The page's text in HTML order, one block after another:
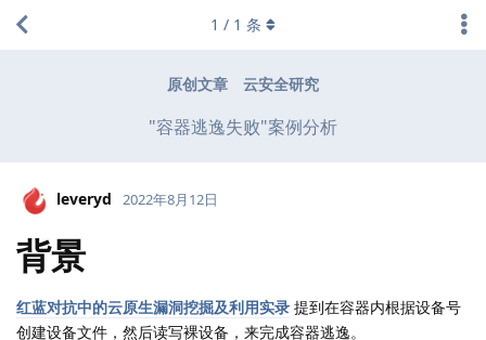
原创文章 云安全研究
"容器逃逸失败"案例分析
1 / 1 条
leveryd 2022年8月12日
背景
红蓝对抗中的云原生漏洞挖掘及利用实录 提到在容器内根据设备号
创建设备文件，然后读写裸设备，来完成容器逃逸。